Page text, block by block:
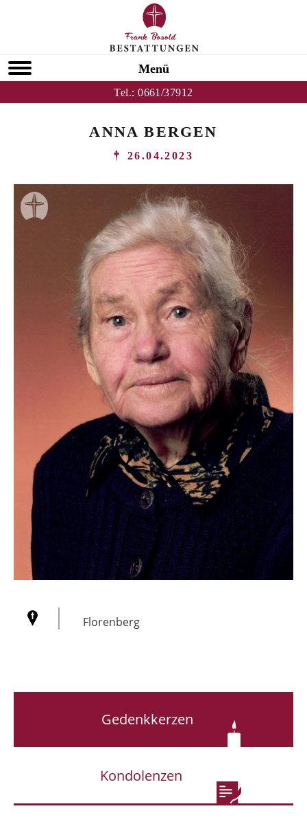
Menü
Tel.:0661/37912
ANNA BERGEN
26.04.2023
Florenberg
Gedenkkerzen
Kondolenzen